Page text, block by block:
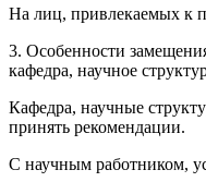
На лиц, привлекаемых к
3. Особенности
кафедра, научное
Кафедра, научные
принять рекомендации.
С научным работником,